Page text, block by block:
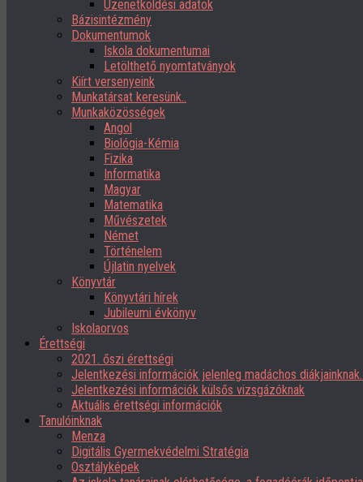
Üzenetköldési adatok
Bázisintézmény
Dokumentumok
Iskola dokumentumai
Letölthető nyomtatványok
Kiírt versenyeink
Munkatársat keresünk..
Munkaközösségek
Angol
Biológia-Kémia
Fizika
Informatika
Magyar
Matematika
Művészetek
Német
Történelem
Újlatin nyelvek
Könyvtár
Könyvtári hírek
Jubileumi évkönyv
Iskolaorvos
Érettségi
2021. őszi érettségi
Jelentkezési információk jelenleg madáchos
Jelentkezési információk külsős vizsgázóknak
Aktuális érettségi információk
Tanulóinknak
Menza
Digitális Gyermekvédelmi Stratégia
Osztályképek